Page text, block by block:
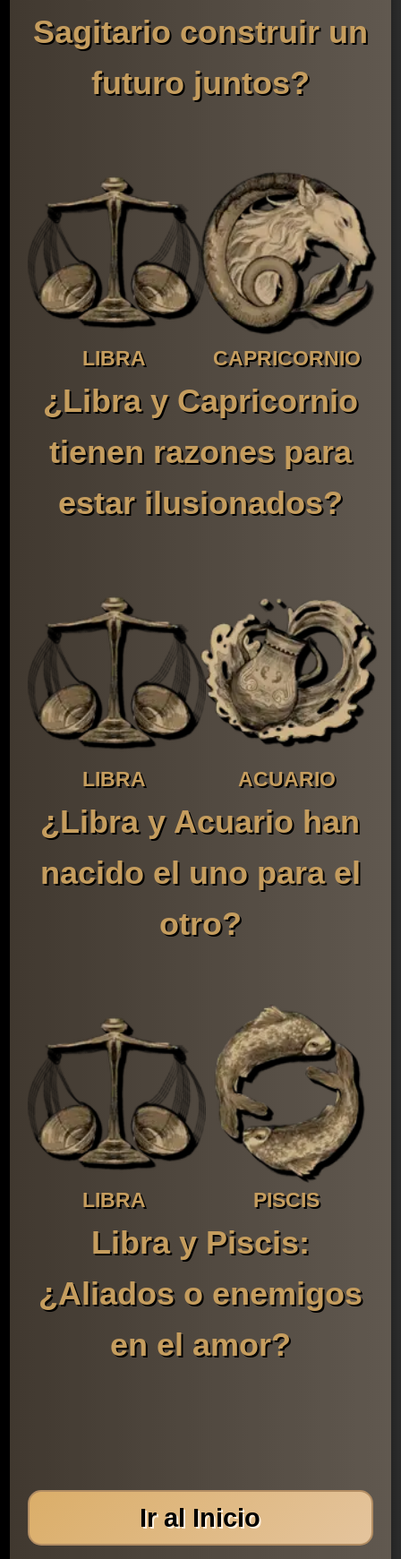
Sagitario construir un
futuro juntos?
LIBRA CAPRICORNIO
¿Libra y Capricornio
tienen razones para
estar ilusionados?
LIBRA ACUARIO
¿Libra y Acuario han
nacido el uno para el
otro?
LIBRA PISCIS
Libra y Piscis:
¿Aliados o enemigos
en el amor?
Ir al Inicio